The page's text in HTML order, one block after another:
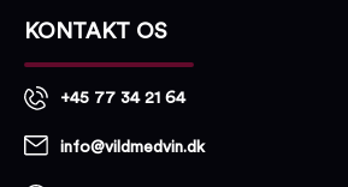
KONTAKT OS
+45 77 34 21 64
info@vildmedvin.dk